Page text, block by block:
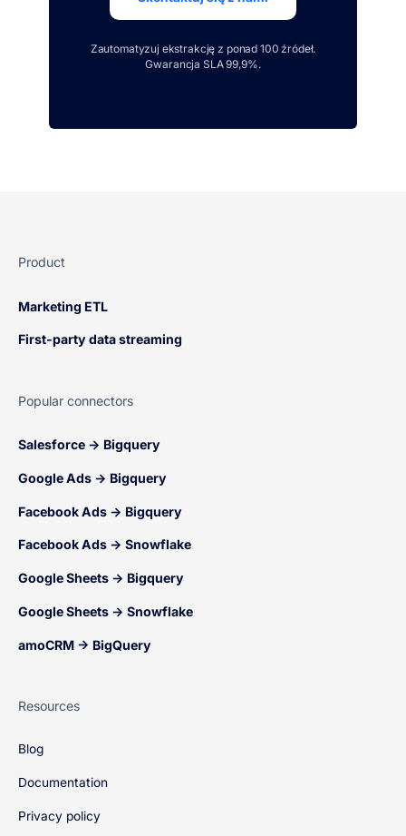
Zautomatyzuj ekstrakcję z ponad 100 źródeł.
Gwarancja SLA 99,9%.
Product
Marketing ETL
First-party data streaming
Popular connectors
Salesforce → Bigquery
Google Ads → Bigquery
Facebook Ads → Bigquery
Facebook Ads → Snowflake
Google Sheets → Bigquery
Google Sheets → Snowflake
amoCRM → BigQuery
Resources
Blog
Documentation
Privacy policy